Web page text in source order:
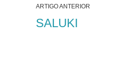
ARTIGO ANTERIOR
SALUKI